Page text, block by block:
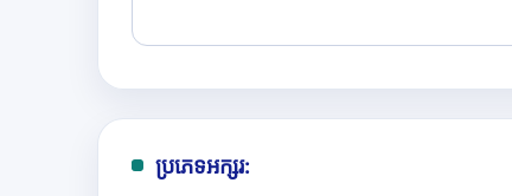
ប្រភេទអក្សរ: